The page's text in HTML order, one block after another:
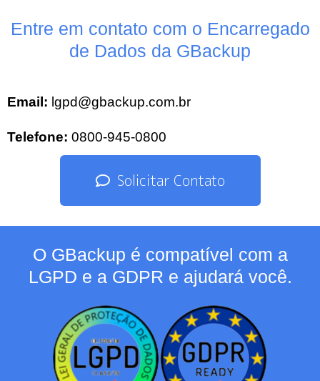
Entre em contato com o Encarregado
de Dados da GBackup
Email: lgpd@gbackup.com.br
Telefone: 0800-945-0800
Solicitar Contato
O GBackup é compatível com a
LGPD e a GDPR e ajudará você.